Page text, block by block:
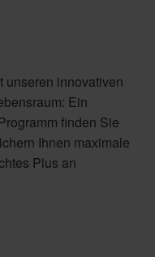
unseren innovativen
Ein
finden Sie
Ihnen maximale
Plus an